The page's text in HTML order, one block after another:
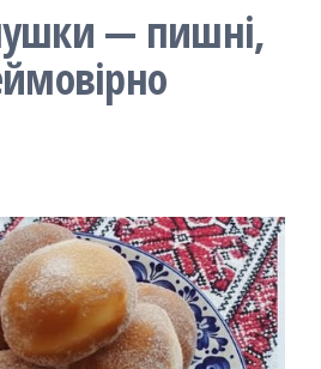
— пишні,